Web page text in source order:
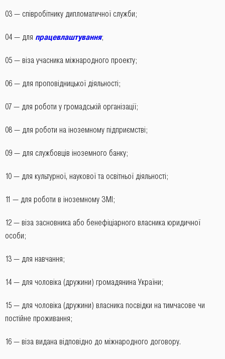
03 ― співробітнику дипломатичної служби;
04 ― для працевлаштування;
05 ― віза учасника міжнародного проекту;
06 ― для проповідницької діяльності;
07 ― для роботи у громадській організації;
08 ― для роботи на іноземному підприємстві;
09 ― для службовців іноземного банку;
10 ― для культурної, наукової та освітньої діяльності;
11 ― для роботи в іноземному ЗМІ;
12 ― віза засновника або бенефіціарного власника юридичної
особи;
13 ― для навчання;
14 ― для чоловіка (дружини) громадянина України;
15 ― для чоловіка (дружини) власника посвідки на тимчасове чи
постійне проживання;
16 ― віза видана відповідно до міжнародного договору.